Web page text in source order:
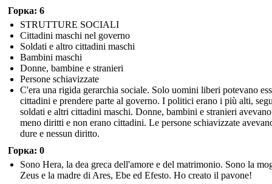
Горка: 6
STRUTTURE SOCIALI
Cittadini maschi nel governo
Soldati e altro cittadini maschi
Bambini maschi
Donne, bambine e stranieri
Persone schiavizzate
C'era una rigida gerarchia sociale. Solo uomini liberi potevano
cittadini e prendere parte al governo. I politici erano i più alti,
soldati e altri cittadini maschi. Donne, bambini e stranieri
meno diritti e non erano cittadini. Le persone schiavizzate
dure e nessun diritto.
Горка: 0
Sono Hera, la dea greca dell'amore e del matrimonio. Sono la
Zeus e la madre di Ares, Ebe ed Efesto. Ho creato il pavone!